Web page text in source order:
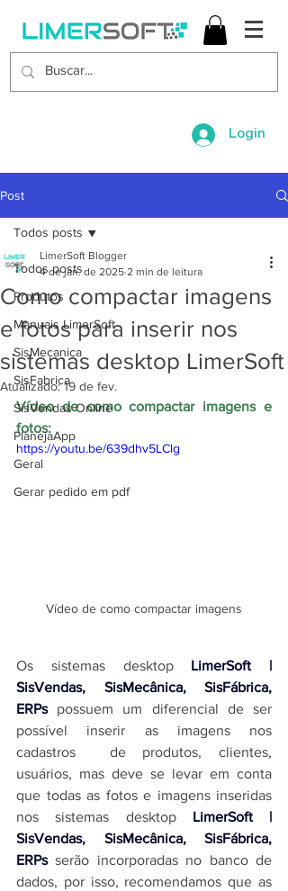
Login
Post
Todos posts
Produtos
Manuais LimerSoft
SisMecanica
SisFabrica
SisVendas Online
PlanejaApp
Geral
Gerar pedido em pdf
Todos posts
Como compactar imagens
e fotos para inserir nos
sistemas desktop LimerSoft
LimerSoft Blogger
4 de jan. de 2025 2 min de leitura
Atualizado:19 de fev.
Vídeo de como compactar imagens e
fotos:
https://youtu.be/639dhv5LClg
Vídeo de como compactar imagens
Os sistemas desktop LimerSoft |
SisVendas, SisMecânica, SisFábrica,
ERPs
possuem um diferencial de ser
possível inserir as imagens nos
cadastros  de produtos, clientes,
usuários, mas deve se levar em conta
que todas as fotos e imagens inseridas
nos sistemas desktop LimerSoft |
SisVendas, SisMecânica, SisFábrica,
ERPs serão incorporadas no banco de
dados, por isso, recomendamos que as